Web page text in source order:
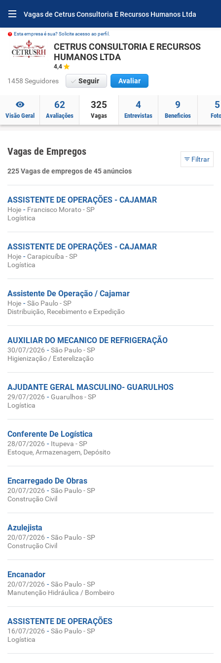
Vagas de Cetrus Consultoria E Recursos Humanos Ltda
Esta empresa é sua? Solicite acesso ao perfil.
CETRUS CONSULTORIA E RECURSOS
HUMANOS LTDA
4,4
1458 Seguidores Seguir Avaliar
Visão Geral
62
Avaliações
325
Vagas
4
Entrevistas
9
Beneficios
5
Vagas de Empregos
Filtrar
225 Vagas de empregos de 45 anúncios
ASSISTENTE DE OPERAÇÕES - CAJAMAR
Hoje - Francisco Morato - SP
Logística
ASSISTENTE DE OPERAÇÕES - CAJAMAR
Hoje - Carapicuíba - SP
Logística
Assistente De Operação / Cajamar
Hoje -São Paulo - SP
Distribuição, Recebimento e Expedição
AUXILIAR DO MECANICO DE REFRIGERAÇÃO
30/07/2026 -São Paulo - SP
Higienização / Esterelização
AJUDANTE GERAL MASCULINO- GUARULHOS
29/07/2026 - Guarulhos - SP
Logística
Conferente De Logística
28/07/2026 - Itupeva - SP
Estoque, Armazenagem, Depósito
Encarregado De Obras
20/07/2026 -São Paulo - SP
Construção Civil
Azulejista
20/07/2026 -São Paulo - SP
Construção Civil
Encanador
20/07/2026 -São Paulo - SP
Manutenção Hidráulica / Bombeiro
ASSISTENTE DE OPERAÇÕES
16/07/2026 -São Paulo - SP
Logística